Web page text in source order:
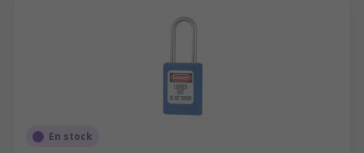
En stock